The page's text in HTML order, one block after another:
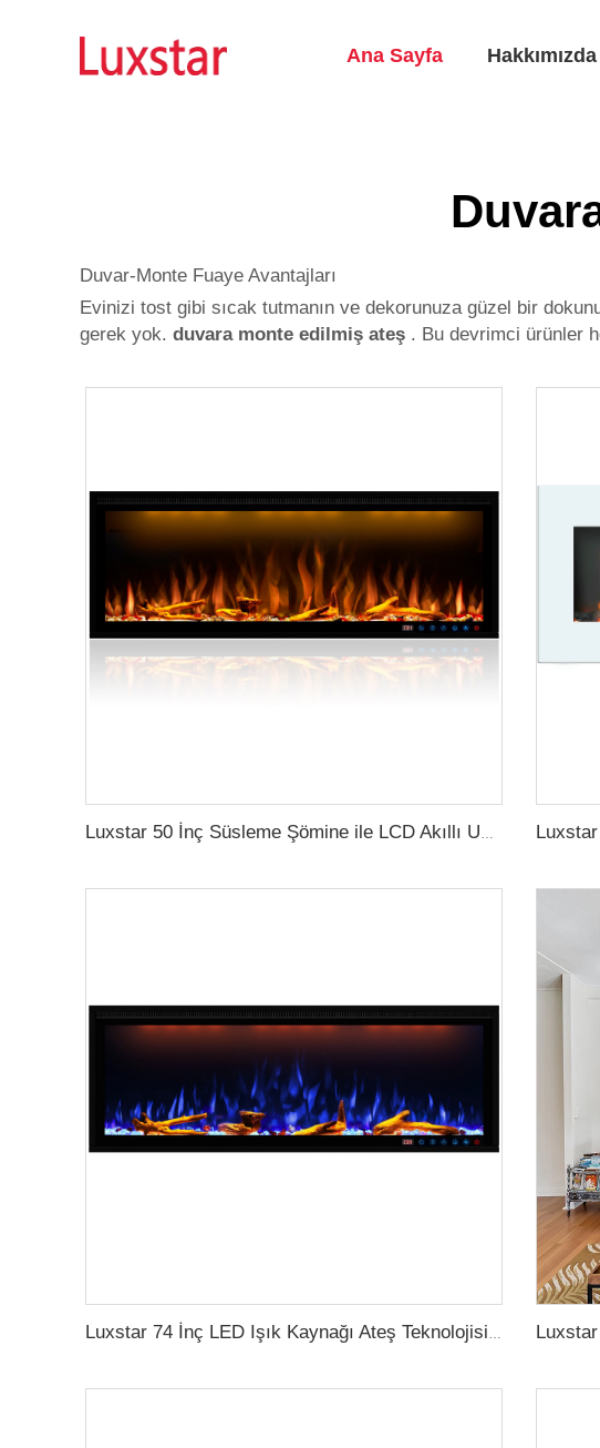
Ana Sayfa Hakkımızda
Duvar-Monte Fuaye Avantajları
Evinizi tost gibi sıcak tutmanın ve dekorunuza güzel bir
gerek yok. duvara monte edilmiş ateş . Bu devrimci ürünler
Luxstar 74 İnç LED Işık Kaynağı Ateş Teknolojisi ile İç Ateşli 3D LED Ateşli Akıllı Elektrikli Şömine